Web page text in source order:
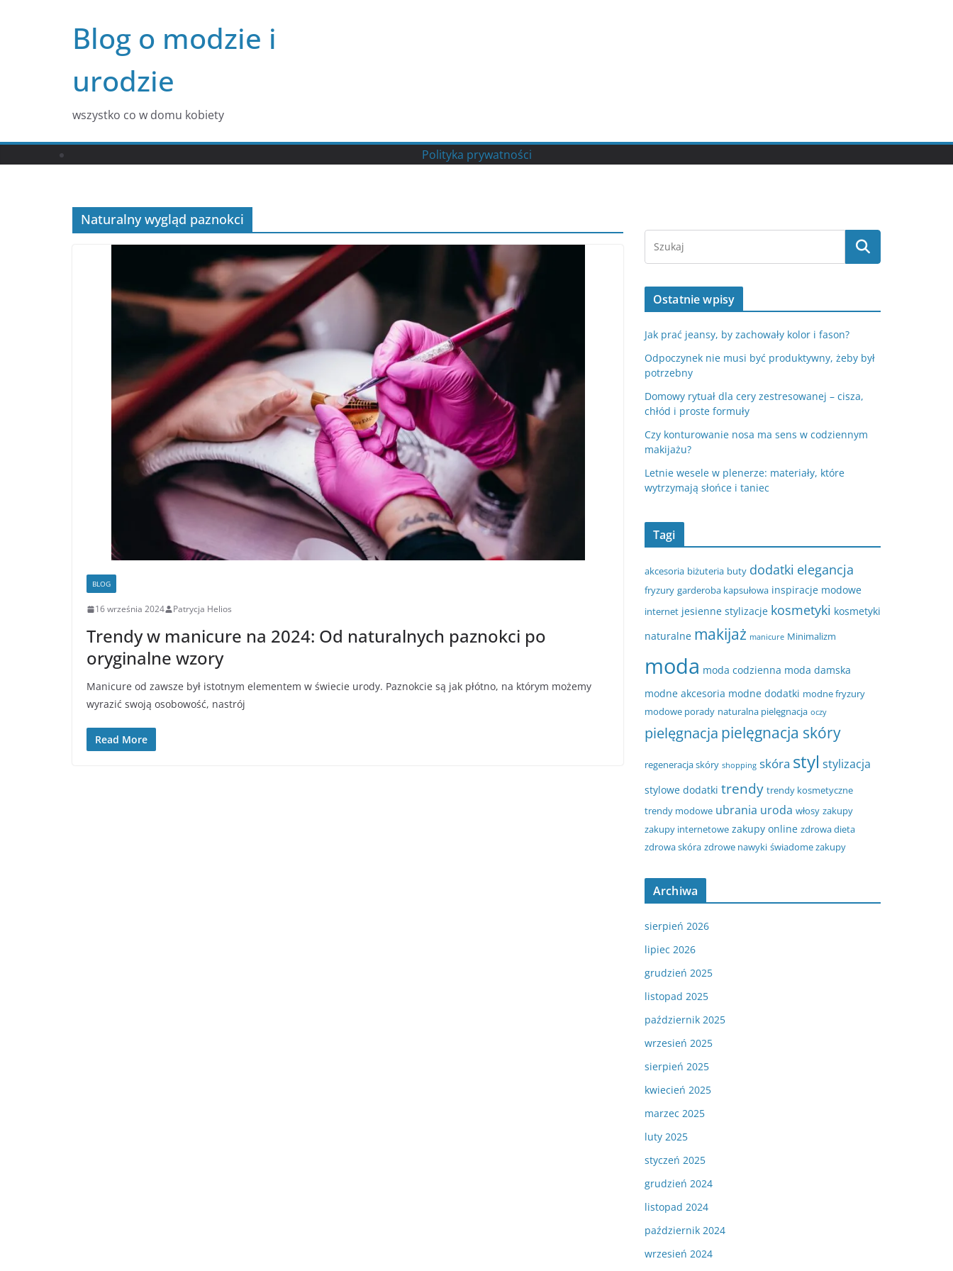
Blog o modzie i
urodzie
wszystko co w domu kobiety
Polityka prywatności
Naturalny wygląd paznokci
BLOG
16 września 2024 Patrycja Helios
Trendy w manicure na 2024: Od naturalnych paznokci po
oryginalne wzory
Manicure od zawsze był istotnym elementem w świecie urody. Paznokcie są jak płótno, na którym możemy
wyrazić swoją osobowość, nastrój
Read More
Ostatnie wpisy
Jak prać jeansy, by zachowały kolor i fason?
Odpoczynek nie musi być produktywny, żeby był
potrzebny
Domowy rytuał dla cery zestresowanej – cisza,
chłód i proste formuły
Czy konturowanie nosa ma sens w codziennym
makijażu?
Letnie wesele w plenerze: materiały, które
wytrzymają słońce i taniec
Tagi
akcesoria biżuteria buty dodatki elegancja
fryzury garderoba kapsułowa inspiracje modowe
internet jesienne stylizacje kosmetyki kosmetyki
naturalne makijaż manicure Minimalizm
moda moda codzienna moda damska
modne akcesoria modne dodatki modne fryzury
modowe porady naturalna pielęgnacja oczy
pielęgnacja pielęgnacja skóry
regeneracja skóry shopping skóra styl stylizacja
stylowe dodatki trendy trendy kosmetyczne
trendy modowe ubrania uroda włosy zakupy
zakupy internetowe zakupy online zdrowa dieta
zdrowa skóra zdrowe nawyki świadome zakupy
Archiwa
sierpień 2026
lipiec 2026
grudzień 2025
listopad 2025
październik 2025
wrzesień 2025
sierpień 2025
kwiecień 2025
marzec 2025
luty 2025
styczeń 2025
grudzień 2024
listopad 2024
październik 2024
wrzesień 2024